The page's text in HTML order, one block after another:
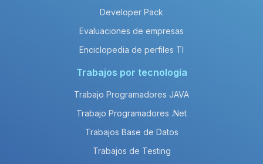
Developer Pack
Evaluaciones de empresas
Enciclopedia de perfiles TI
Trabajos por tecnología
Trabajo Programadores JAVA
Trabajo Programadores .Net
Trabajos Base de Datos
Trabajos de Testing